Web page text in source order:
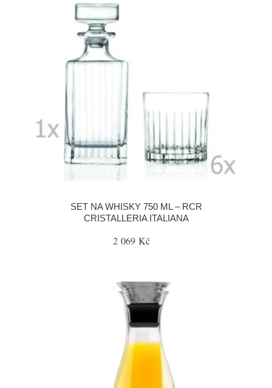
SET NA WHISKY 750 ML – RCR
CRISTALLERIA ITALIANA
2 069 Kč